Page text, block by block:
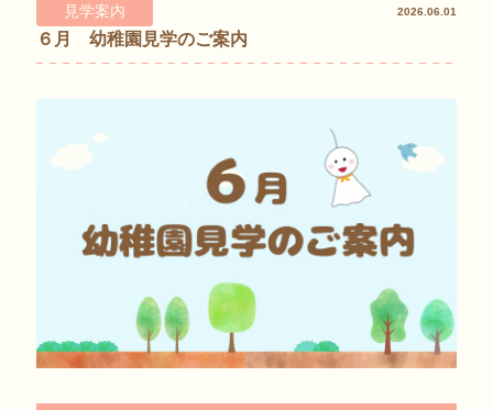
６月 幼稚園見学のご案内
見学案内 2026.06.01